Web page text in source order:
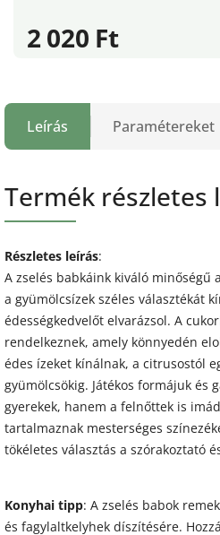
2 020 Ft
Leírás Paramétereket
Termék részletes
Részletes leírás:
A zselés babkáink kiváló minőségű
a gyümölcsízek széles választékát
édességkedvelőt elvarázsol. A
rendelkeznek, amely könnyedén
édes ízeket kínálnak, a citrusostól
gyümölcsökig. Játékos formájuk és
gyerekek, hanem a felnőttek is
tartalmaznak mesterséges
tökéletes választás a szórakoztató
Konyhai tipp: A zselés babok
és fagylaltkelyhek díszítésére.